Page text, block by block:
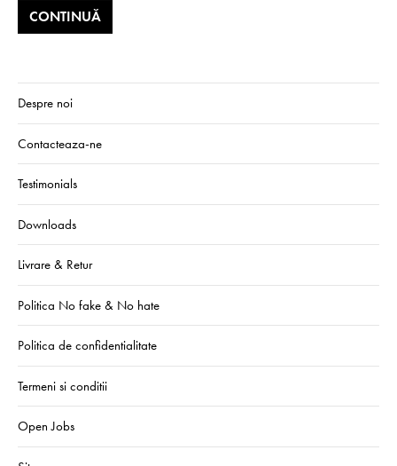
Despre noi
Contacteaza-ne
Testimonials
Downloads
Livrare & Retur
Politica No fake & No hate
Politica de confidentialitate
Termeni si conditii
Open Jobs